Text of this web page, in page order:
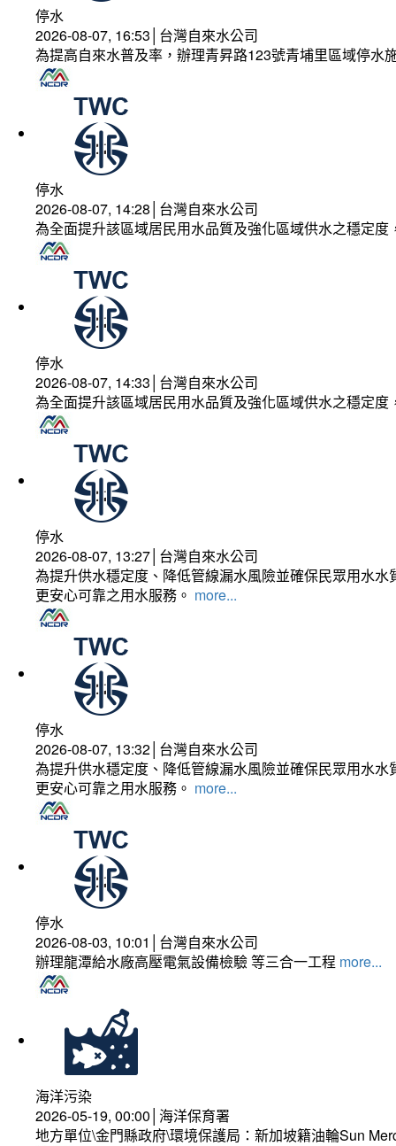
停水
2026-08-07, 16:53│台灣自來水公司
為提高自來水普及率，辦理青昇路123號青埔里區域停水
停水
2026-08-07, 14:28│台灣自來水公司
為全面提升該區域居民用水品質及強化區域供水之穩定
停水
2026-08-07, 14:33│台灣自來水公司
為全面提升該區域居民用水品質及強化區域供水之穩定
停水
2026-08-07, 13:27│台灣自來水公司
為提升供水穩定度、降低管線漏水風險並確保民眾用水
更安心可靠之用水服務。 more...
停水
2026-08-07, 13:32│台灣自來水公司
為提升供水穩定度、降低管線漏水風險並確保民眾用水
更安心可靠之用水服務。 more...
停水
2026-08-03, 10:01│台灣自來水公司
辦理龍潭給水廠高壓電氣設備檢驗 等三合一工程 more...
海洋污染
2026-05-19, 00:00│海洋保育署
地方單位\金門縣政府\環境保護局：新加坡籍油輪Sun